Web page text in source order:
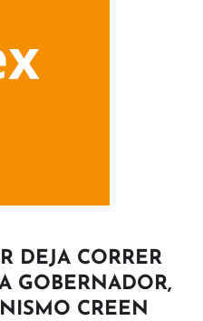
DEJA CORRER
GOBERNADOR,
CREEN